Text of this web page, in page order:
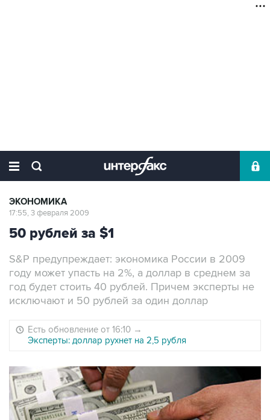
ЭКОНОМИКА
17:55, 3 февраля 2009
50 рублей за $1
S&P предупреждает: экономика России в 2009
году может упасть на 2%, а доллар в среднем за
год будет стоить 40 рублей. Причем эксперты не
исключают и 50 рублей за один доллар
Есть обновление от 16:10 →
Эксперты: доллар рухнет на 2,5 рубля